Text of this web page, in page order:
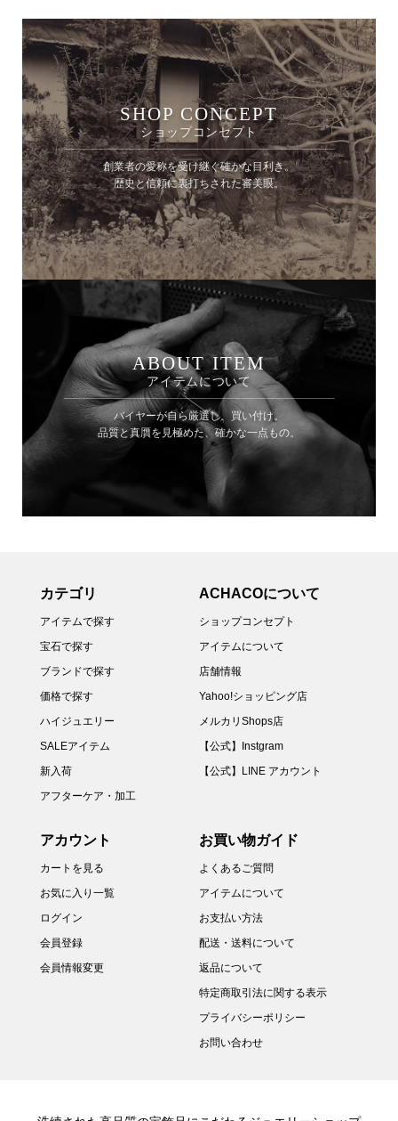
SHOP CONCEPT
ショップコンセプト
創業者の愛称を受け継ぐ確かな目利き。
歴史と信頼に裏打ちされた審美眼。
ABOUT ITEM
アイテムについて
バイヤーが自ら厳選し、買い付け。
品質と真贋を見極めた、確かな一点もの。
カテゴリ
アイテムで探す
宝石で探す
ブランドで探す
価格で探す
ハイジュエリー
SALEアイテム
新入荷
アフターケア・加工
ACHACOについて
ショップコンセプト
アイテムについて
店舗情報
Yahoo!ショッピング店
メルカリShops店
【公式】Instgram
【公式】LINE アカウント
アカウント
カートを見る
お気に入り一覧
ログイン
会員登録
会員情報変更
お買い物ガイド
よくあるご質問
アイテムについて
お支払い方法
配送・送料について
返品について
特定商取引法に関する表示
プライバシーポリシー
お問い合わせ